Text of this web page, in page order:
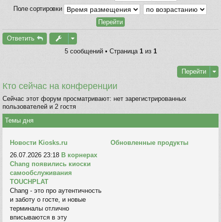
Поле сортировки
Ответить
5 сообщений • Страница 1из 1
Перейти
Кто сейчас на конференции
Сейчас этот форум просматривают: нет зарегистрированных
пользователей и 2 гостя
Темы дня
Новости Kiosks.ru
26.07.2026 23:18 В корнерах
Chang появились киоски
самообслуживания
TOUCHPLAT
Chang - это про аутентичность
и заботу о госте, и новые
терминалы отлично
вписываются в эту
Обновленные продукты